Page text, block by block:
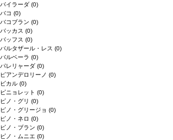
バイラーダ (0)
バコ (0)
バコブラン (0)
バッカス (0)
バッフス (0)
バルタザール・レス (0)
バルベーラ (0)
パレリャーダ (0)
ピアンデロリーノ (0)
ビカル (0)
ピニョレット (0)
ピノ・グリ (0)
ピノ・グリージョ (0)
ピノ・ネロ (0)
ピノ・ブラン (0)
ピノ・ムニエ (0)